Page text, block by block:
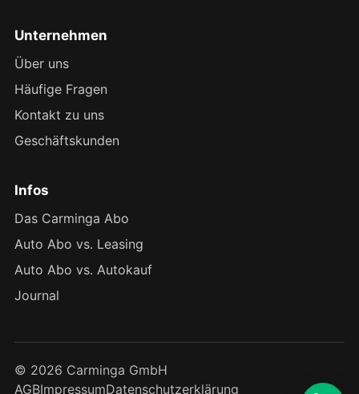
Unternehmen
Über uns
Häufige Fragen
Kontakt zu uns
Geschäftskunden
Infos
Das Carminga Abo
Auto Abo vs. Leasing
Auto Abo vs. Autokauf
Journal
© 2026 Carminga GmbH
AGBImpressumDatenschutzerklärung